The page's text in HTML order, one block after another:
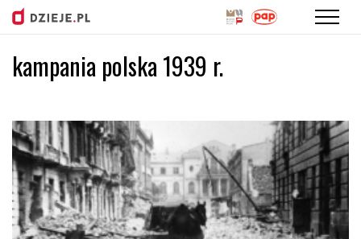
Przejdź
do
kampania polska 1939 r.